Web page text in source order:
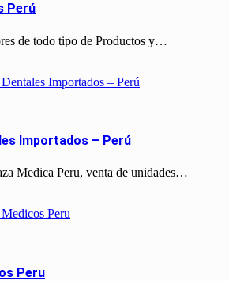
Perú
de todo tipo de Productos y…
Importados – Perú
Medica Peru, venta de unidades…
Peru